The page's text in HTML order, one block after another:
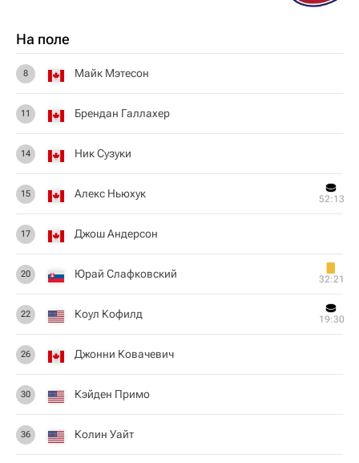
На поле
8 Майк Мэтесон
11 Брендан Галлахер
14 Ник Сузуки
15 Алекс Ньюхук 52:13
17 Джош Андерсон
20 Юрай Слафковский 32:21
22 Коул Кофилд 19:30
26 Джонни Ковачевич
30 Кэйден Примо
36 Колин Уайт